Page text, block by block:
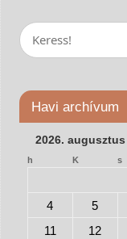
Havi archívum
2026. augusztus
h K s
4
5
11
12